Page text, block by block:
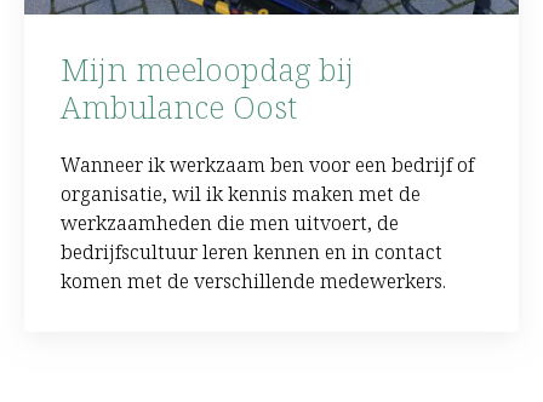
Mijn meeloopdag bij
Ambulance Oost
Wanneer ik werkzaam ben voor een bedrijf of
organisatie, wil ik kennis maken met de
werkzaamheden die men uitvoert, de
bedrijfscultuur leren kennen en in contact
komen met de verschillende medewerkers.